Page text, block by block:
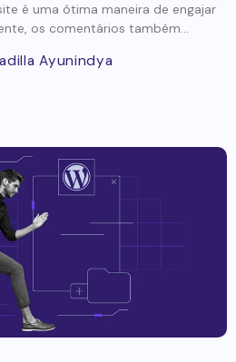
é uma ótima maneira de engajar
os comentários também...
Ayunindya